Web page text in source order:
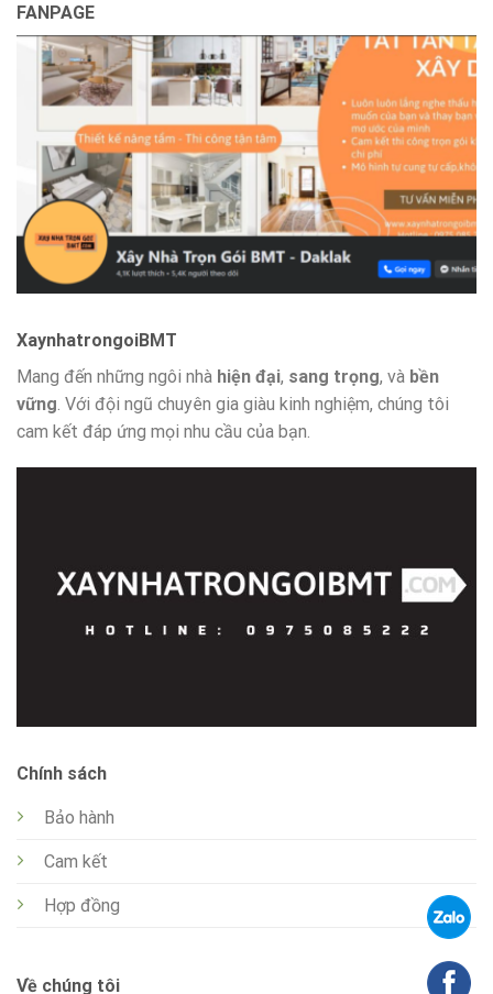
FANPAGE
Chính sách
Bảo hành
Cam kết
Hợp đồng
Về chúng tôi
XaynhatrongoiBMT
Mang đến những ngôi nhà hiện đại, sang trọng, và bền
vững . Với đội ngũ chuyên gia giàu kinh nghiệm, chúng tôi
cam kết đáp ứng mọi nhu cầu của bạn.